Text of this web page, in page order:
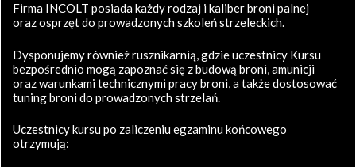
Firma INCOLT posiada każdy rodzaj i kaliber broni palnej
oraz osprzęt do prowadzonych szkoleń strzeleckich.
Dysponujemy również rusznikarnią, gdzie uczestnicy Kursu
bezpośrednio mogą zapoznać się z budową broni, amunicji
oraz warunkami technicznymi pracy broni, a także dostosować
tuning broni do prowadzonych strzelań.
Uczestnicy kursu po zaliczeniu egzaminu końcowego
otrzymują: